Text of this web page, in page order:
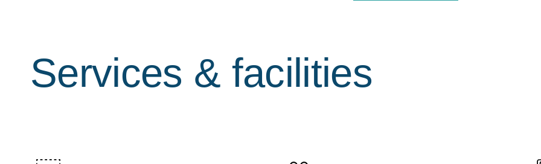
Services & facilities